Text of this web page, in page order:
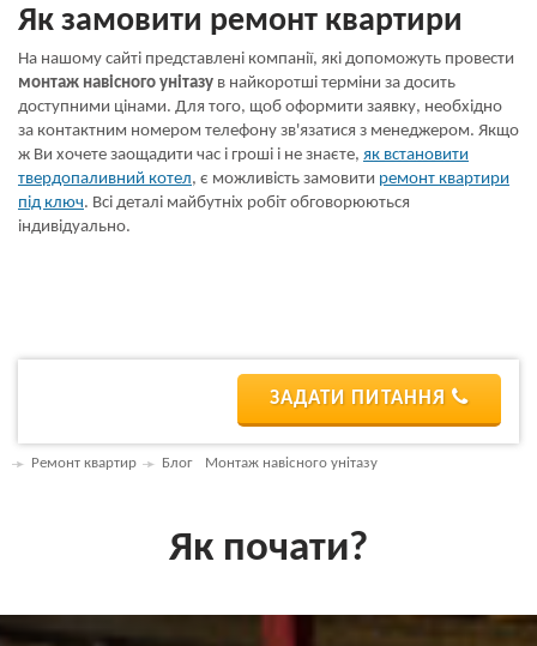
Як замовити ремонт квартири
На нашому сайті представлені компанії, які допоможуть провести
монтаж навісного унітазу в найкоротші терміни за досить
доступними цінами. Для того, щоб оформити заявку, необхідно
за контактним номером телефону зв'язатися з менеджером. Якщо
ж Ви хочете заощадити час і гроші і не знаєте, як встановити
твердопаливний котел, є можливість замовити ремонт квартири
під ключ. Всі деталі майбутніх робіт обговорюються
індивідуально.
ЗАДАТИ ПИТАННЯ
Ремонт квартир Блог Монтаж навісного унітазу
Як почати?